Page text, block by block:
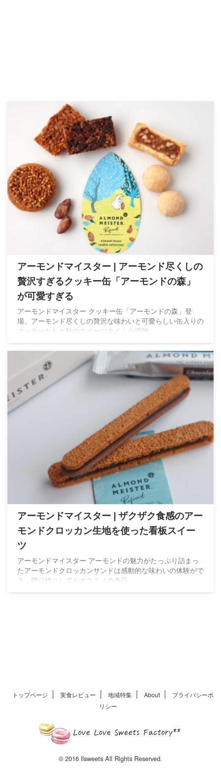
アーモンドマイスター | アーモンド尽くしの
贅沢すぎるクッキー缶「アーモンドの森」
が可愛すぎる
アーモンドマイスター クッキー缶「アーモンドの森」登
場。アーモンド尽くしの贅沢な味わいと可愛らしい缶入りの
クッキーたちと秋のスイーツタイムを堪能
アーモンドマイスター | ザクザク食感のアー
モンドクロッカン生地を使った看板スイー
ツ
アーモンドマイスター アーモンドの魅力がたっぷり詰まっ
たアーモンドクロッカンサンドは感動的な味わいの体験がで
き、贈り物としてもオススメの逸品
トップページ 実食レビュー 地域特集 About
プライバシーポ
リシー
© 2016 llsweets All Rights Reserved.